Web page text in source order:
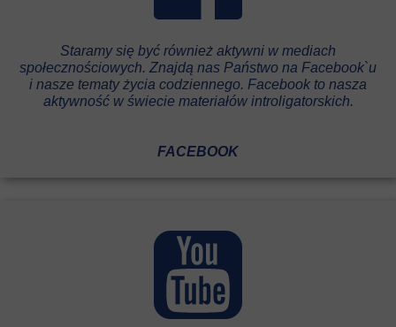
Staramy się być również aktywni w mediach
społecznościowych. Znajdą nas Państwo na Facebook`u
i nasze tematy życia codziennego. Facebook to nasza
aktywność w świecie materiałów introligatorskich.
FACEBOOK